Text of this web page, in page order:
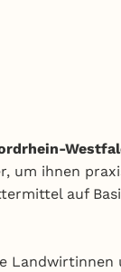
um ihnen
auf
Landwirtinnen